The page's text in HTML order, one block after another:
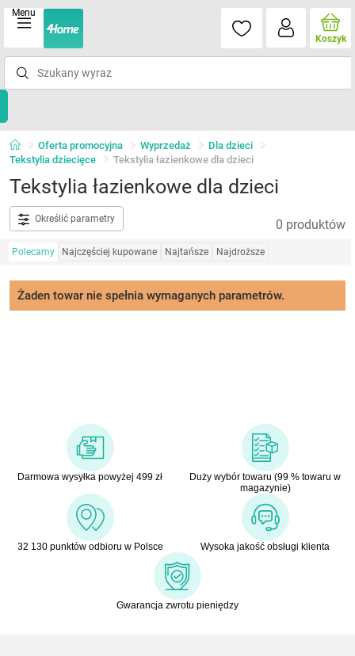
Menu
Koszyk
Oferta promocyjna Wyprzedaż
Dla dzieci
Tekstylia dziecięce
Tekstylia łazienkowe dla dzieci
Tekstylia łazienkowe dla dzieci
Określić parametry 0 produktów
Polecamy Najczęściej kupowane Najtańsze Najdroższe
Żaden towar nie spełnia wymaganych parametrów.
Darmowa wysyłka powyżej 499 zł
Duży wybór towaru (99 % towaru w
magazynie)
32 130 punktów odbioru w Polsce Wysoka jakość obsługi klienta
Gwarancja zwrotu pieniędzy